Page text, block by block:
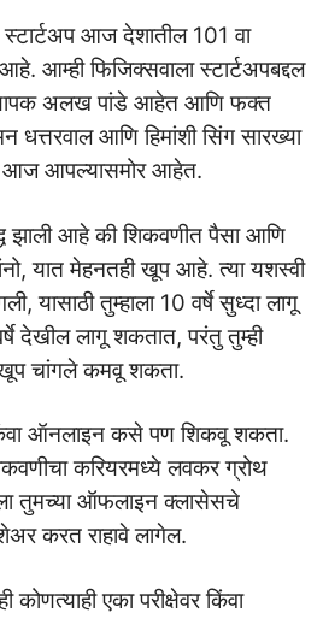
स्टार्टअप आज देशातील 101 वा
आम्ही फिजिक्सवाला स्टार्टअपबद्दल
अलख पांडे आहेत आणि फक्त
आणि हिमांशी सिंग सारख्या
आज आपल्यासमोर आहेत.
झाली आहे की शिकवणीत पैसा आणि
यात मेहनतही खूप आहे. त्या यशस्वी
यासाठी तुम्हाला 10 वर्षे सुध्दा लागू
देखील लागू शकतात, परंतु तुम्ही
चांगले कमवू शकता.
ऑनलाइन कसे पण शिकवू शकता.
करियरमध्ये लवकर ग्रोथ
तुमच्या ऑफलाइन क्लासेसचे
करत राहावे लागेल.
एका परीक्षेवर किंवा